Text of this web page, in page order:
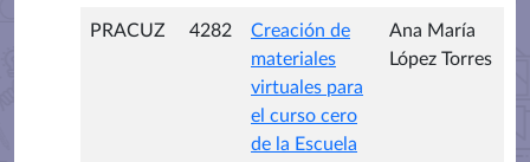
PRACUZ 4282
Creación de
materiales
virtuales para
el curso cero
de la Escuela
Ana María
López Torres